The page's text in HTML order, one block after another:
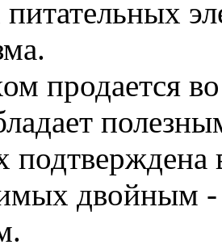
продается
подтверждена
двойным